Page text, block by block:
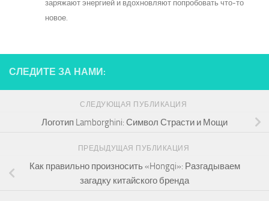
заряжают энергией и вдохновляют попробовать что-то
новое.
СЛЕДИТЕ ЗА НАМИ:
СЛЕДУЮЩАЯ ПУБЛИКАЦИЯ
Логотип Lamborghini: Символ Страсти и Мощи
ПРЕДЫДУЩАЯ ПУБЛИКАЦИЯ
Как правильно произносить «Hongqi»: Разгадываем
загадку китайского бренда